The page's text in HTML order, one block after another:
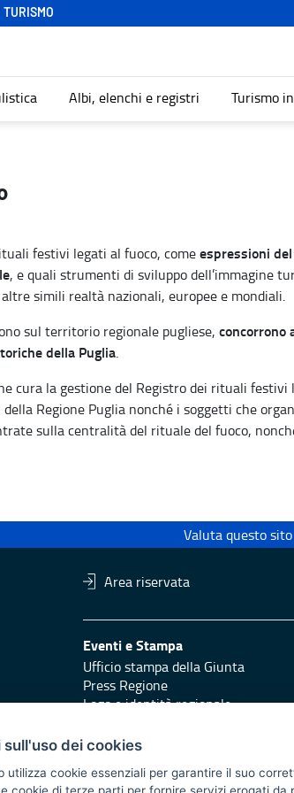
TURISMO
Albi, elenchi e registri Turismo
festivi legati al fuoco, comeespressioni
, e quali strumenti di sviluppo dell’immagine
simili realtà nazionali, europee e mondiali.
sul territorio regionale pugliese, concorrono
della Puglia.
cura la gestione del Registro dei rituali festivi
Regione Puglia nonché i soggetti che
sulla centralità del rituale del fuoco,
Valuta questo sito
Area riservata
Eventi e Stampa
Ufficio stampa della Giunta
Press Regione
Logo e identità regionale
Redazione
sull'uso dei cookies
utilizza cookie essenziali per garantire il suo